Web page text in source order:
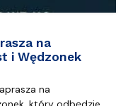
na
i Wędzonek
na